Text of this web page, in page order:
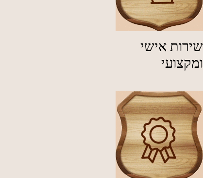
שירות אישי
ומקצועי